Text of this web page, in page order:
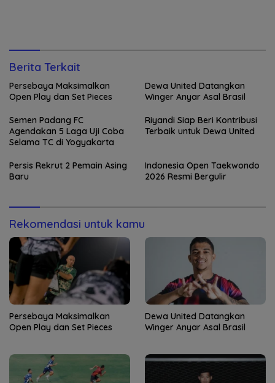
Berita Terkait
Persebaya Maksimalkan
Open Play dan Set Pieces
Dewa United Datangkan
Winger Anyar Asal Brasil
Semen Padang FC
Agendakan 5 Laga Uji Coba
Selama TC di Yogyakarta
Riyandi Siap Beri Kontribusi
Terbaik untuk Dewa United
Persis Rekrut 2 Pemain Asing
Baru
Indonesia Open Taekwondo
2026 Resmi Bergulir
Rekomendasi untuk kamu
Persebaya Maksimalkan
Open Play dan Set Pieces
Dewa United Datangkan
Winger Anyar Asal Brasil